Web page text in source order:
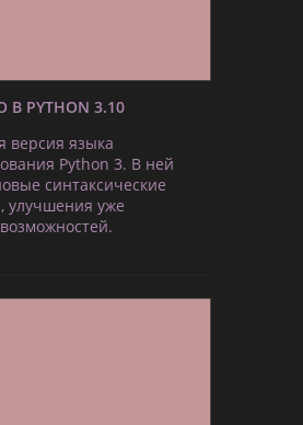
PYTHON 3.10
версия языка
Python 3. В ней
синтаксические
улучшения уже